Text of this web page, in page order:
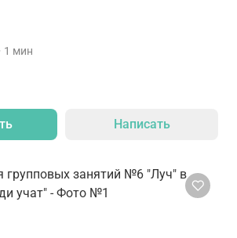
1 мин
Написать